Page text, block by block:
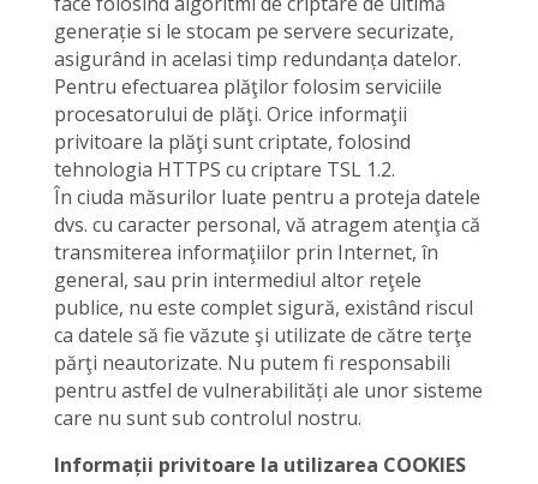
generație si le stocam pe servere securizate,
asigurând in acelasi timp redundanța datelor.
Pentru efectuarea plăţilor folosim serviciile
procesatorului de plăţi. Orice informaţii
privitoare la plăţi sunt criptate, folosind
tehnologia HTTPS cu criptare TSL 1.2.
În ciuda măsurilor luate pentru a proteja datele
dvs. cu caracter personal, vă atragem atenţia că
transmiterea informaţiilor prin Internet, în
general, sau prin intermediul altor reţele
publice, nu este complet sigură, existând riscul
ca datele să fie văzute şi utilizate de către terţe
părţi neautorizate. Nu putem fi responsabili
pentru astfel de vulnerabilități ale unor sisteme
care nu sunt sub controlul nostru.
Informații privitoare la utilizarea COOKIES